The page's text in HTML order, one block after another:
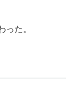
た。